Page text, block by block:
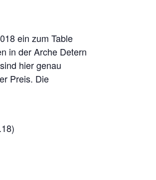
ein zum Table
in der Arche Detern
hier genau
Preis. Die